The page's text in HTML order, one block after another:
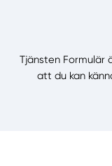
Tjänsten Formulär
att du kan